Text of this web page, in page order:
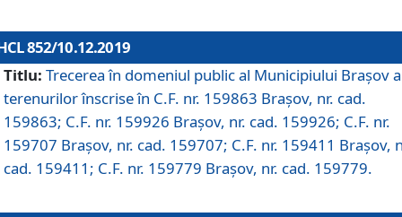
852/10.12.2019
Titlu: Trecerea în domeniul public al Municipiului Braşov a
terenurilor înscrise în C.F. nr. 159863 Brașov, nr. cad.
159863; C.F. nr. 159926 Brașov, nr. cad. 159926; C.F. nr.
159707 Brașov, nr. cad. 159707; C.F. nr. 159411 Brașov,
cad. 159411; C.F. nr. 159779 Brașov, nr. cad. 159779.